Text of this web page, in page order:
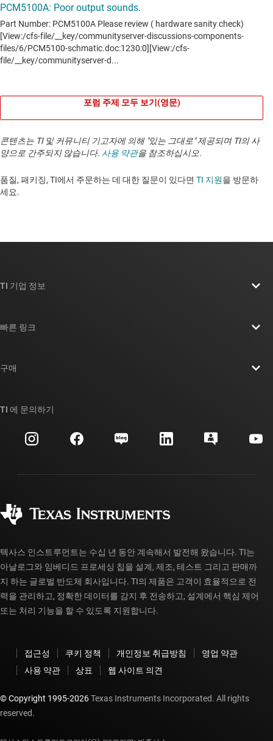
포럼 주제 모두 보기(영문)
콘텐츠는 TI 및 커뮤니티 기고자에 의해 "있는 그대로" 제공되며 TI의 사
양으로 간주되지 않습니다. 사용 약관을 참조하십시오.
품질, 패키징, TI에서 주문하는 데 대한 질문이 있다면 TI 지원을 방문하
세요. ​​​​​​​​​​​​​​
TI 기업 정보
투자 관계
제조
빠른 링크
대체품 검색
고객 지원 센터
myTI 계정 FAQ
구매
주문 FAQ
TI 에 문의하기
텍사스 인스트루먼트는 수십 년 동안 계속해서 발전해 왔습니다. TI는
아날로그와 임베디드 프로세싱 칩을 설계, 제조, 테스트 그리고 판매까
지 하는 글로벌 반도체 회사입니다. TI의 제품은 고객이 효율적으로 전
력을 관리하고, 정확한 데이터를 감지 후 전송하고, 설계에서 핵심 제어
또는 처리 기능을 할 수 있도록 지원합니다.
접근성 쿠키 정책 개인정보 취급방침
영업 약관
사용 약관
상표 웹 사이트 의견
© Copyright 1995-2026Texas Instruments Incorporated. All rights
reserved.